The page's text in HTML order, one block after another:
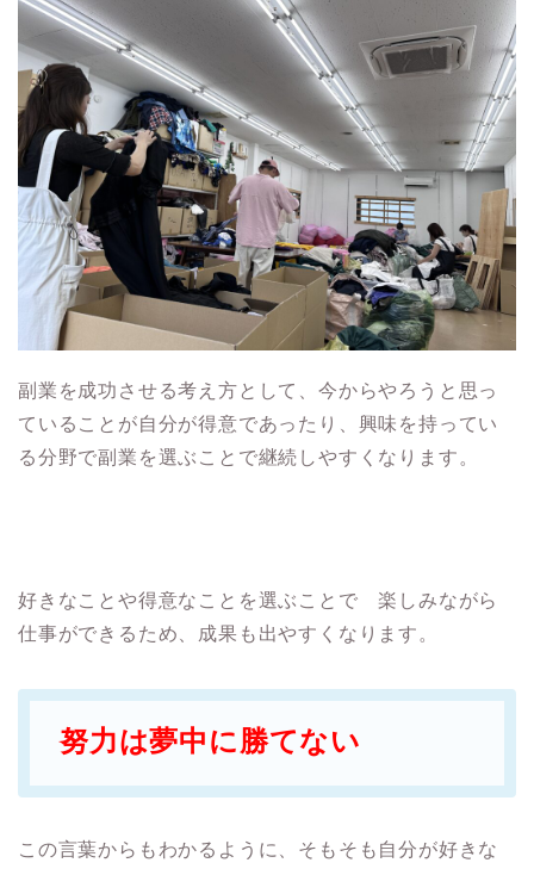
副業を成功させる考え方として、今からやろうと思っ
ていることが自分が得意であったり、興味を持ってい
る分野で副業を選ぶことで継続しやすくなります。
好きなことや得意なことを選ぶことで 楽しみながら
仕事ができるため、成果も出やすくなります。
努力は夢中に勝てない
この言葉からもわかるように、そもそも自分が好きな